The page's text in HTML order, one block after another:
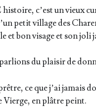
c’est un vieux
petit vil­lage des
et bon visage et son
du plai­sir de
ce que j’ai jamais
Vierge, en plâtre peint.